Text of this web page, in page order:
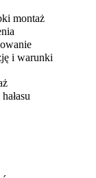
montaż
i warunki